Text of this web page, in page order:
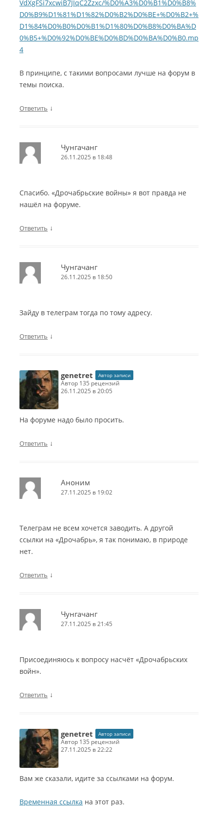
VdXgFSi7xcwiB7JIqC2Zzxc/%D0%A3%D0%B1%D0%B8%
D0%B9%D1%81%D1%82%D0%B2%D0%BE+%D0%B2+%
D1%84%D0%B0%D0%B1%D1%80%D0%B8%D0%BA%D
0%B5+%D0%92%D0%BE%D0%BD%D0%BA%D0%B0.mp
4
В принципе, с такими вопросами лучше на форум в
темы поиска.
Ответить ↓
Чунгачанг
26.11.2025 в 18:48
Спасибо. «Дрочабрьские войны» я вот правда не
нашёл на форуме.
Ответить ↓
Чунгачанг
26.11.2025 в 18:50
Зайду в телеграм тогда по тому адресу.
Ответить ↓
genetret Автор записи
автор 135 рецензий
26.11.2025 в 20:05
На форуме надо было просить.
Ответить ↓
Аноним
27.11.2025 в 19:02
Телеграм не всем хочется заводить. А другой
ссылки на «Дрочабрь», я так понимаю, в природе
нет.
Ответить ↓
Чунгачанг
27.11.2025 в 21:45
Присоединяюсь к вопросу насчёт «Дрочабрьских
войн».
Ответить ↓
genetret Автор записи
автор 135 рецензий
27.11.2025 в 22:22
Вам же сказали, идите за ссылками на форум.
Временная ссылка на этот раз.